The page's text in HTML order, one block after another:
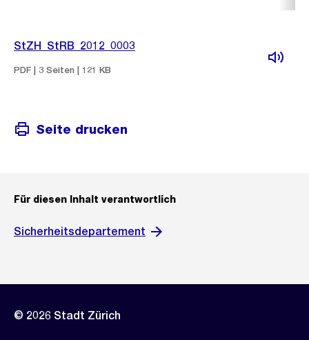
StZH_StRB_2012_0003
PDF | 3 Seiten | 121 KB
Seite drucken
Für diesen Inhalt verantwortlich
Sicherheitsdepartement
© 2026 Stadt Zürich